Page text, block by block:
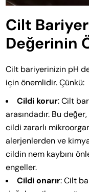
Cilt
Değerinin
Cilt bariyerinizin pH
için önemlidir. Çünkü:
Cildi korur: Cilt
arasındadır. Bu
cildi zararlı
alerjenlerden ve
cildin nem kaybını
engeller.
Cildi onarır: Cilt